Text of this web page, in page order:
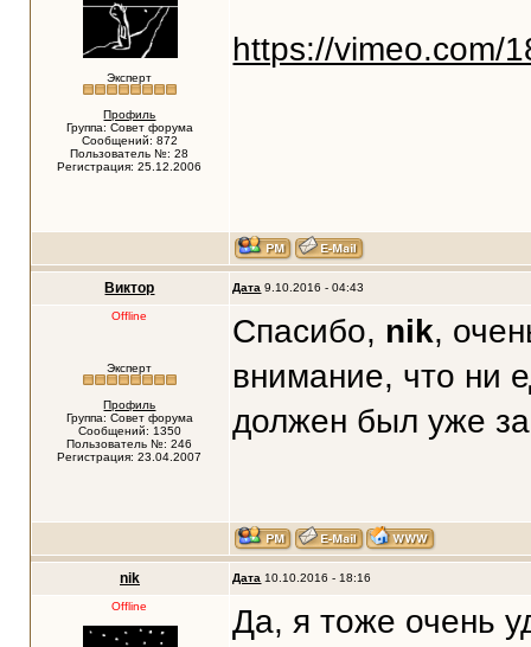
Эксперт
Профиль
Группа: Совет форума
Сообщений: 872
Пользователь №: 28
Регистрация: 25.12.2006
https://vimeo.com/
Виктор Дата 9.10.2016 - 04:43
Offline
Эксперт
Профиль
Группа: Совет форума
Сообщений: 1350
Пользователь №: 246
Регистрация: 23.04.2007
Спасибо, nik,
внимание, что ни
должен был уже
nik Дата 10.10.2016 - 18:16
Offline
Да, я тоже очень